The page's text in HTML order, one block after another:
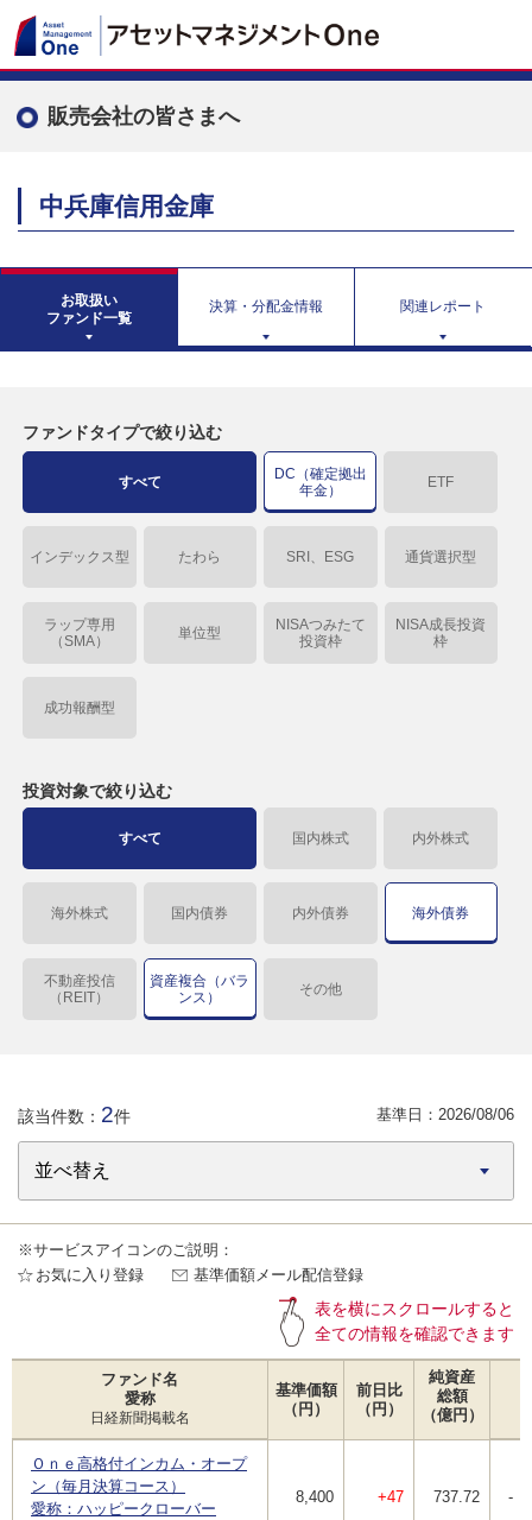
販売会社の皆さまへ
中兵庫信用金庫
お取扱い
ファンド一覧
決算・分配金情報 関連レポート
ファンドタイプで絞り込む
すべて
DC（確定拠出
年金）
ETF
インデックス型 たわら SRI、ESG 通貨選択型
ラップ専用
（SMA）
単位型
NISAつみたて
投資枠
NISA成長投資
枠
成功報酬型
投資対象で絞り込む
すべて 国内株式 内外株式
海外株式 国内債券 内外債券 海外債券
不動産投信
（REIT）
資産複合（バラ
ンス）
その他
該当件数： 2件 基準日： 2026/08/06
※サービスアイコンのご説明：
お気に入り登録
基準価額メール配信登録
表を横にスクロールすると
全ての情報を確認できます
ファンド名
愛称
日経新聞掲載名
基準価額
（円）
前日比
（円）
純資産
総額
（億円）
Ｏｎｅ高格付インカム・オープ
ン（毎月決算コース）
愛称：ハッピークローバー
8,400 +47 737.72 -